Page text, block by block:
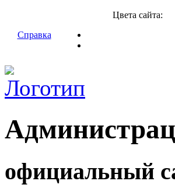
Справка
Цвета сайта:
официальный